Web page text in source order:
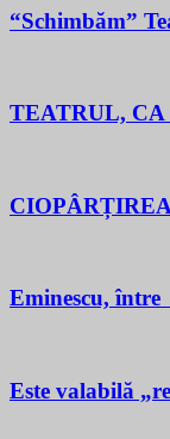
“Schimbăm”
TEATRUL, CA
Eminescu,
Este valabilă